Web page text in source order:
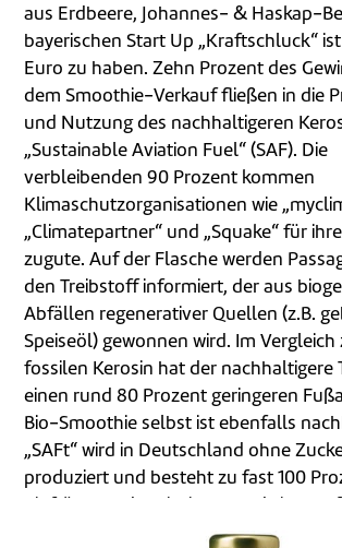
aus Erdbeere, Johannes- & Haskap-
bayerischen Start Up „Kraftschluck“
Euro zu haben. Zehn Prozent des
dem Smoothie-Verkauf fließen in die
und Nutzung des nachhaltigeren
„Sustainable Aviation Fuel“ (SAF). Die
verbleibenden 90 Prozent kommen
Klimaschutzorganisationen wie
„Climatepartner“ und „Squake“ für
zugute. Auf der Flasche werden
den Treibstoff informiert, der aus
Abfällen regenerativer Quellen (z.B.
Speiseöl) gewonnen wird. Im Vergleich
fossilen Kerosin hat der nachhaltigere
einen rund 80 Prozent geringeren
Bio-Smoothie selbst ist ebenfalls
„SAFt“ wird in Deutschland ohne
produziert und besteht zu fast 100